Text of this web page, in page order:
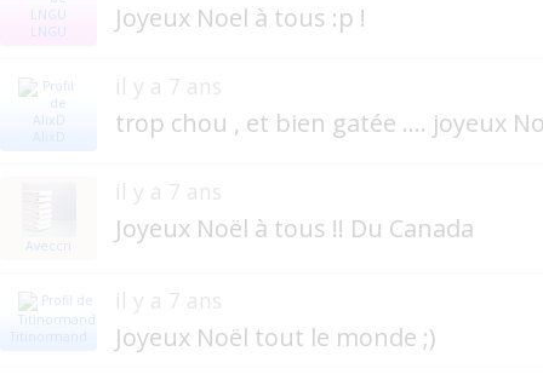
LNGU Joyeux Noel à tous :p !
AlixD
il y a 7 ans
trop chou , et bien gatée .... joyeux
Aveccri
il y a 7 ans
Joyeux Noël à tous !! Du Canada
Titinormand
il y a 7 ans
Joyeux Noël tout le monde ;)